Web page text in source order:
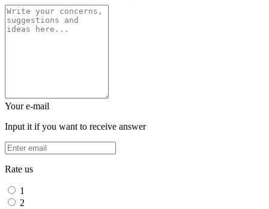
Your e-mail
Input it if you want to receive answer
Rate us
1
2